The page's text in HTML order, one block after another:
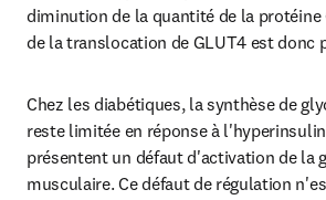
diminution de la quantité de la protéine
de la translocation de GLUT4 est donc
Chez les diabétiques, la synthèse de
reste limitée en réponse à
présentent un défaut d'activation de la
musculaire. Ce défaut de régulation